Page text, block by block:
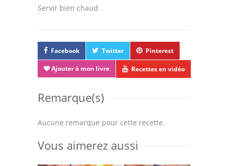
Servir bien chaud
Facebook Twitter Pinterest
Ajouter à mon livre Recettes en vidéo
Remarque(s)
Aucune remarque pour cette recette.
Vous aimerez aussi